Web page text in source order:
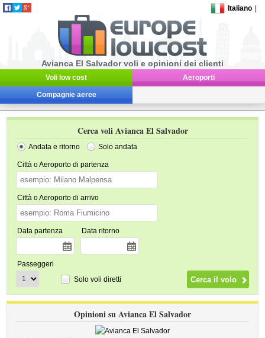
Italiano
Avianca El Salvador voli e opinioni dei clienti
Voli low cost Aeroporti
Compagnie aeree
Cerca voli Avianca El Salvador
Andata e ritorno Solo andata
Città o Aeroporto di partenza
Città o Aeroporto di arrivo
Data partenza Data ritorno
Passeggeri
Solo voli diretti
Opinioni su Avianca El Salvador